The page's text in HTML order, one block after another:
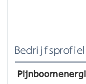
Bedrijfsprofiel